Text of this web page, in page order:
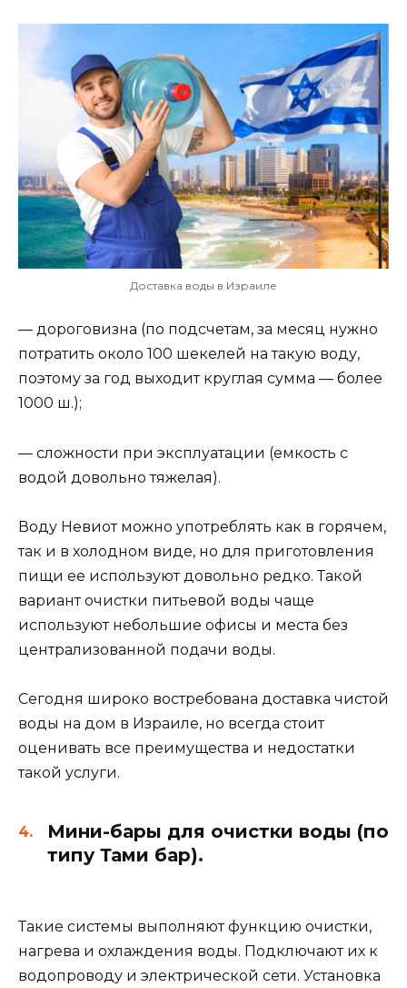
Доставка воды в Израиле
— дороговизна (по подсчетам, за месяц нужно
потратить около 100 шекелей на такую воду,
поэтому за год выходит круглая сумма — более
1000 ш.);
— сложности при эксплуатации (емкость с
водой довольно тяжелая).
Воду Невиот можно употреблять как в горячем,
так и в холодном виде, но для приготовления
пищи ее используют довольно редко. Такой
вариант очистки питьевой воды чаще
используют небольшие офисы и места без
централизованной подачи воды.
Сегодня широко востребована доставка чистой
воды на дом в Израиле, но всегда стоит
оценивать все преимущества и недостатки
такой услуги.
Мини-бары для очистки воды (по
типу Тами бар).
Такие системы выполняют функцию очистки,
нагрева и охлаждения воды. Подключают их к
водопроводу и электрической сети. Установка